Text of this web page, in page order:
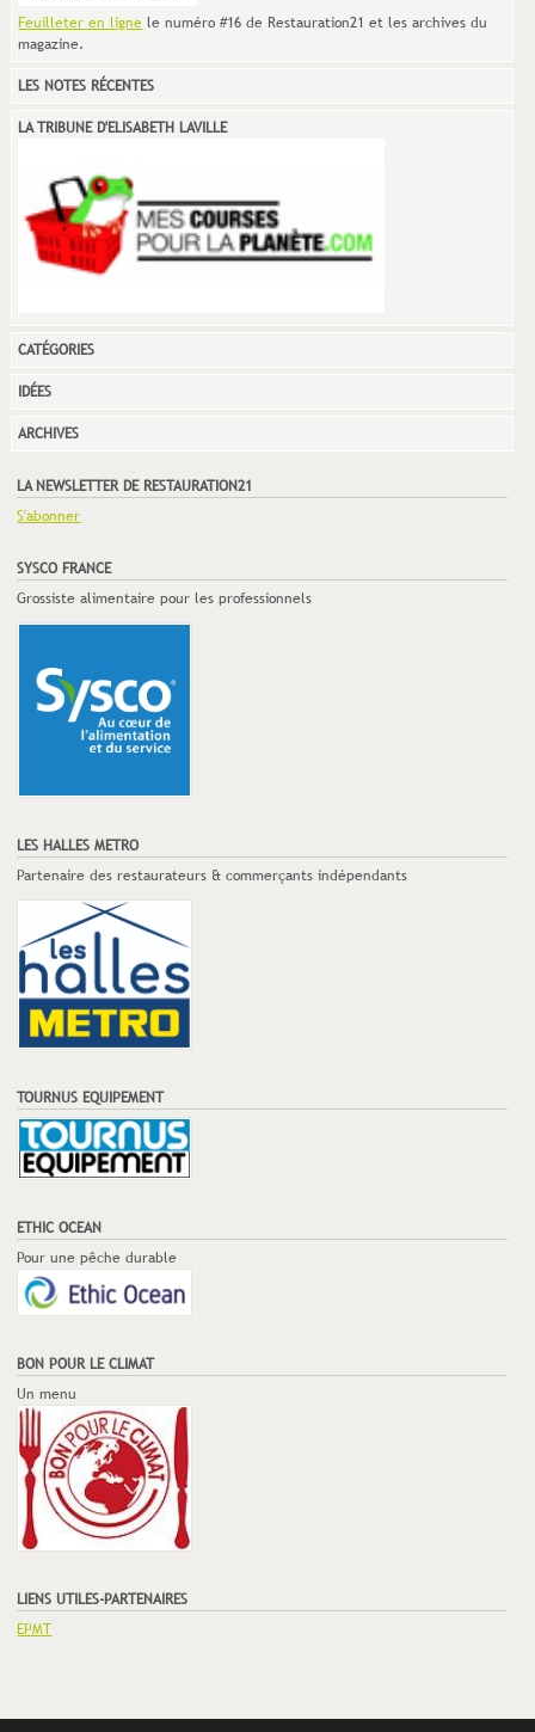
Feuilleter en ligne le numéro #16 de Restauration21 et les archives du
magazine.
LES NOTES RÉCENTES
LA TRIBUNE D'ELISABETH LAVILLE
CATÉGORIES
IDÉES
ARCHIVES
LA NEWSLETTER DE RESTAURATION21
S'abonner
SYSCO FRANCE
Grossiste alimentaire pour les professionnels
LES HALLES METRO
Partenaire des restaurateurs & commerçants indépendants
TOURNUS EQUIPEMENT
ETHIC OCEAN
Pour une pêche durable
BON POUR LE CLIMAT
Un menu
LIENS UTILES-PARTENAIRES
EPMT